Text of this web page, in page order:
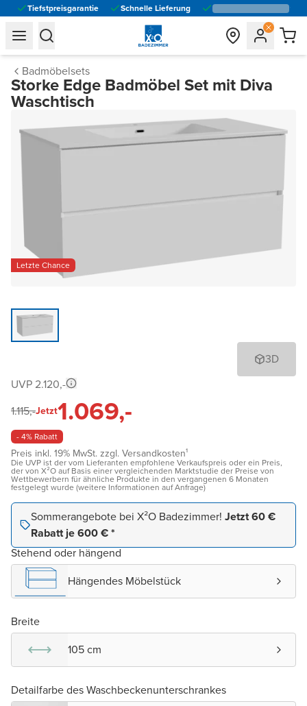
Tiefstpreisgarantie Schnelle Lieferung
general.navigation.toggle_menu.label
general.navigation.toggle_menu.label
Badmöbelsets
Storke Edge Badmöbel Set mit Diva
Waschtisch
Letzte Chance
3D
UVP 2.120,-
1.115,-Jetzt1.069,-
- 4% Rabatt
Preis inkl. 19% MwSt. zzgl. Versandkosten¹
Die UVP ist der vom Lieferanten empfohlene Verkaufspreis oder ein Preis,
der von X²O auf Basis einer vergleichenden Marktstudie der Preise von
Wettbewerbern für ähnliche Produkte in den vergangenen 6 Monaten
festgelegt wurde (weitere Informationen auf Anfrage)
Sommerangebote bei X²O Badezimmer! Jetzt 60 €
Rabatt je 600 € *
Stehend oder hängend
Hängendes Möbelstück
Breite
105 cm
Detailfarbe des Waschbeckenunterschrankes